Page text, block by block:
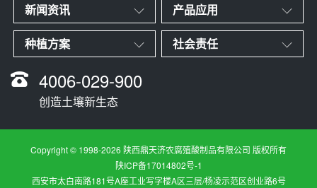
新闻资讯 产品应用
种植方案 社会责任
4006-029-900
创造土壤新生态
Copyright © 1998-2026 陕西鼎天济农腐殖酸制品有限公司 版权所有
陕ICP备17014802号-1
西安市太白南路181号A座工业写字楼A区三层/杨凌示范区创业路6号